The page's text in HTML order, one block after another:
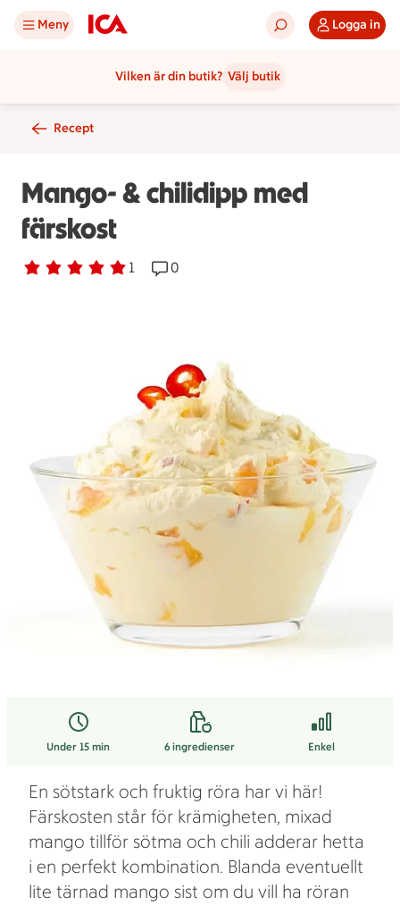
Meny Logga in
Vilken är din butik? Välj butik
Recept
Mango- & chilidipp med
färskost
Betyg 5 av 5. 1
1 personer har röstatReceptet har 0 kommentarer
0
Under 15 min 6ingredienser Enkel
En sötstark och fruktig röra har vi här!
Färskosten står för krämigheten, mixad
mango tillför sötma och chili adderar hetta
i en perfekt kombination. Blanda eventuellt
lite tärnad mango sist om du vill ha röran